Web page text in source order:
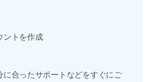
ントを作成
に合ったサポートなどをすぐにご